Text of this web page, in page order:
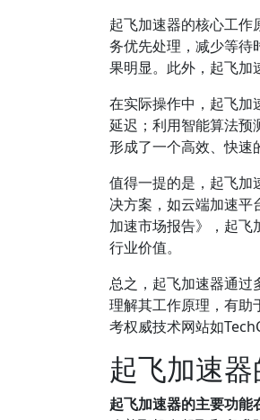
起飞加速器的核心工
务优先处理，减少等待
果明显。此外，起飞加
在实际操作中，起飞加
延迟；利用智能算法预
形成了一个高效、快速
值得一提的是，起飞加
决方案，如云端加速平
加速市场报告》，起飞
行业价值。
总之，起飞加速器通过
理解其工作原理，有助
考权威技术网站如
起飞加速
起飞加速器的主要功能